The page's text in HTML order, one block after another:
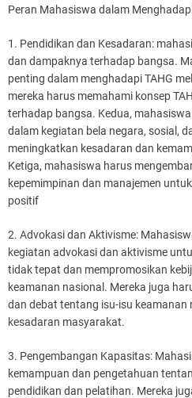
Peran Mahasiswa dalam
1. Pendidikan dan Kesadaran:
dan dampaknya terhadap bangsa.
penting dalam menghadapi TAHG
mereka harus memahami konsep
terhadap bangsa. Kedua,
dalam kegiatan bela negara, sosial,
meningkatkan kesadaran dan
Ketiga, mahasiswa harus
kepemimpinan dan manajemen
positif
2. Advokasi dan Aktivisme:
kegiatan advokasi dan aktivisme
tidak tepat dan mempromosikan
keamanan nasional. Mereka juga
dan debat tentang isu-isu
kesadaran masyarakat.
3. Pengembangan Kapasitas:
kemampuan dan pengetahuan
pendidikan dan pelatihan. Mereka